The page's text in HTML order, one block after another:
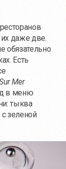
даже две.
обязательно
Есть
Mer
в меню
тыква
зеленой